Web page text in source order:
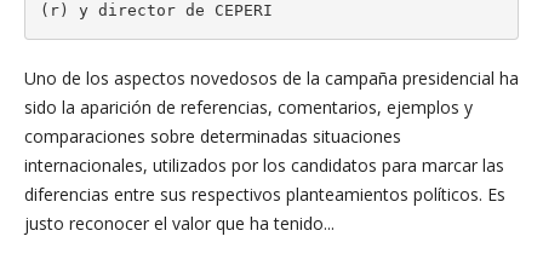
(r) y director de CEPERI
Uno de los aspectos novedosos de la campaña presidencial ha
sido la aparición de referencias, comentarios, ejemplos y
comparaciones sobre determinadas situaciones
internacionales, utilizados por los candidatos para marcar las
diferencias entre sus respectivos planteamientos políticos. Es
justo reconocer el valor que ha tenido...